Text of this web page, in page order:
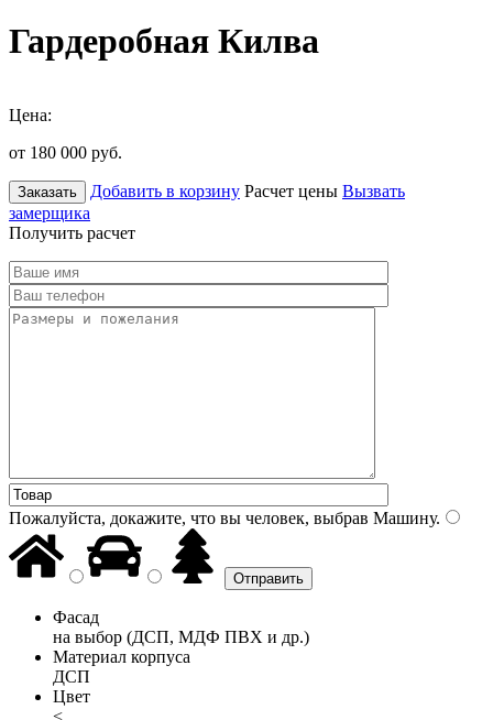
Гардеробная Килва
Цена:
от 180 000 руб.
Заказать Добавить в корзину Расчет цены Вызвать
замерщика
Получить расчет
Пожалуйста, докажите, что вы человек, выбрав Машину.
Фасад
на выбор (ДСП, МДФ ПВХ и др.)
Материал корпуса
ДСП
Цвет
<